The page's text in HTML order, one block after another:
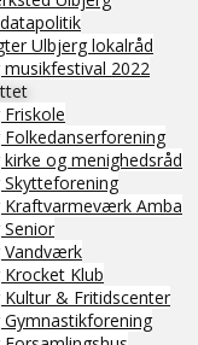
Ulbjerg lokalråd
musikfestival 2022
Folkedanserforening
og menighedsråd
Skytteforening
Kraftvarmeværk Amba
Vandværk
Klub
Kultur & Fritidscenter
Gymnastikforening